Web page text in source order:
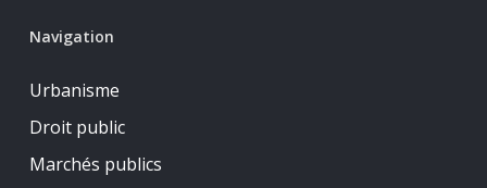
Navigation
Urbanisme
Droit public
Marchés publics